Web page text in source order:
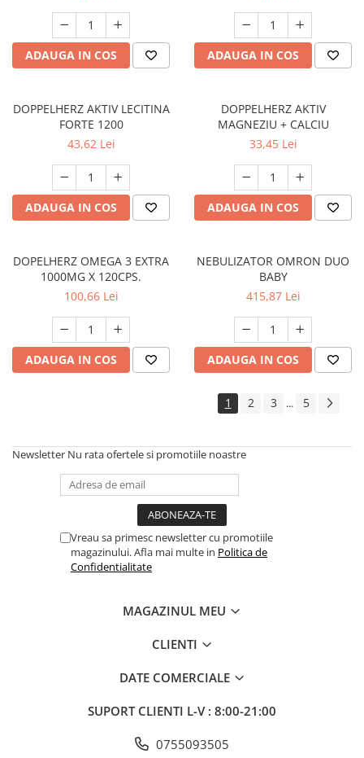
ADAUGA IN COS ADAUGA IN COS
DOPPELHERZ AKTIV LECITINA
FORTE 1200
43,62 Lei
ADAUGA IN COS
DOPPELHERZ AKTIV
MAGNEZIU + CALCIU
33,45 Lei
ADAUGA IN COS
DOPELHERZ OMEGA 3 EXTRA
1000MG X 120CPS.
100,66 Lei
ADAUGA IN COS
NEBULIZATOR OMRON DUO
BABY
415,87 Lei
ADAUGA IN COS
1 2 3 ... 5
Newsletter Nu rata ofertele si promotiile noastre
Vreau sa primesc newsletter cu promotiile
magazinului. Afla mai multe in Politica de
Confidentialitate
MAGAZINUL MEU
CLIENTI
DATE COMERCIALE
SUPORT CLIENTI L-V : 8:00-21:00
0755093505